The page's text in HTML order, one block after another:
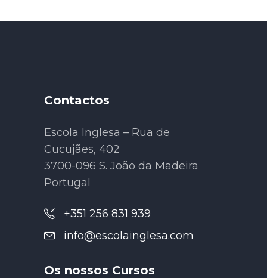
Contactos
Escola Inglesa – Rua de
Cucujães, 402
3700-096 S. João da Madeira
Portugal
+351 256 831 939
info@escolainglesa.com
Os nossos Cursos